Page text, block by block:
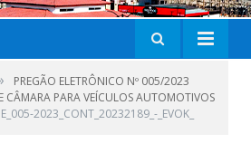
PREGÃO ELETRÔNICO Nº 005/2023
CÂMARA PARA VEÍCULOS AUTOMOTIVOS
2023_CONT_20232189_-_EVOK_